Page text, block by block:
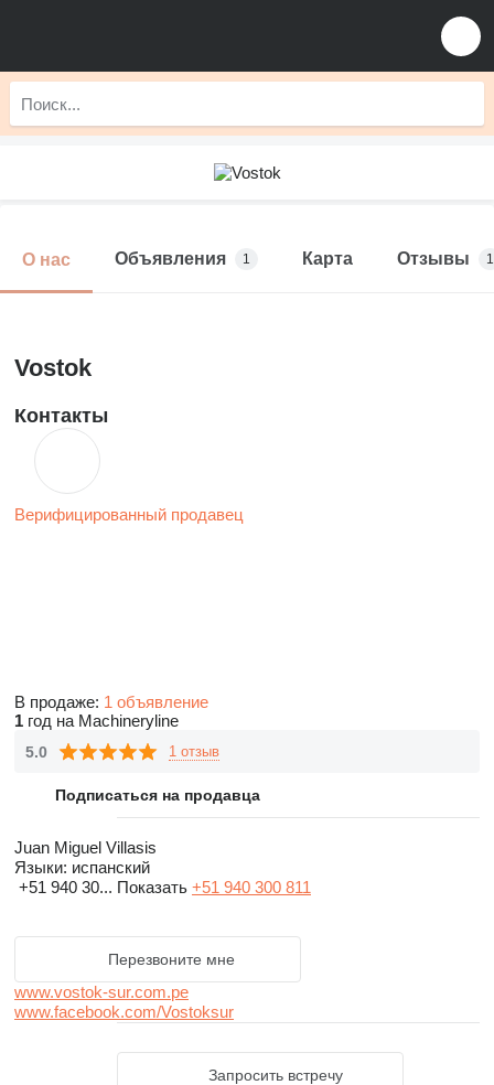
О нас Объявления 1 Карта Отзывы 1
Vostok
Контакты
Верифицированный продавец
В продаже: 1 объявление
1 год на Machineryline
5.0 1 отзыв
Подписаться на продавца
Juan Miguel Villasis
Языки: испанский
+51 940 30... Показать +51 940 300 811
Перезвоните мне
www.vostok-sur.com.pe
www.facebook.com/Vostoksur
Запросить встречу